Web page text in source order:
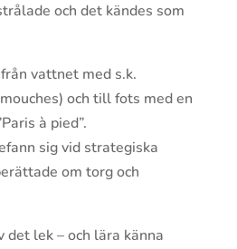
och det kändes som
vattnet med s.k.
och till fots med en
à pied”.
sig vid strategiska
om torg och
det lek – och lära känna